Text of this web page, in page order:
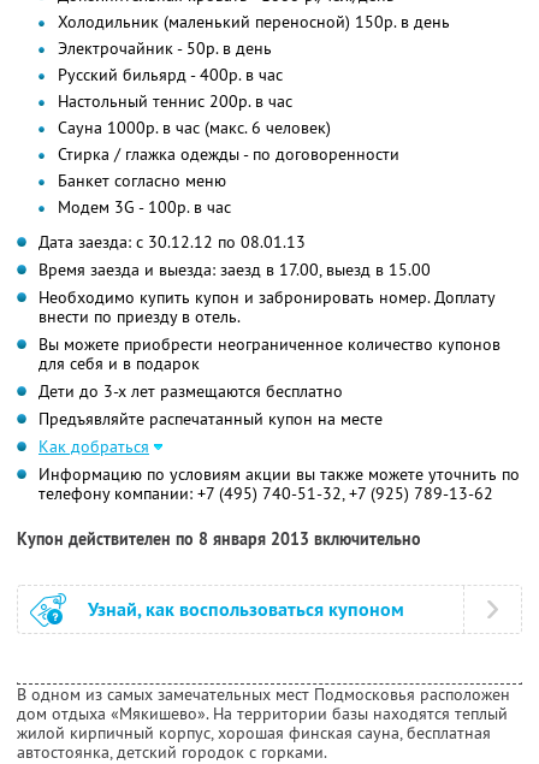
Холодильник (маленький переносной) 150р. в день
Электрочайник - 50р. в день
Русский бильярд - 400р. в час
Настольный теннис 200р. в час
Сауна 1000р. в час (макс. 6 человек)
Стирка / глажка одежды - по договоренности
Банкет согласно меню
Модем 3G - 100р. в час
Дата заезда: с 30.12.12 по 08.01.13
Время заезда и выезда: заезд в 17.00, выезд в 15.00
Необходимо купить купон и забронировать номер. Доплату
внести по приезду в отель.
Вы можете приобрести неограниченное количество купонов
для себя и в подарок
Дети до 3-х лет размещаются бесплатно
Предъявляйте распечатанный купон на месте
Как добраться
Информацию по условиям акции вы также можете уточнить по
телефону компании: +7 (495) 740-51-32, +7 (925) 789-13-62
Купон действителен по 8 января 2013 включительно
Узнай, как воспользоваться купоном
В одном из самых замечательных мест Подмосковья расположен
дом отдыха «Мякишево». На территории базы находятся теплый
жилой кирпичный корпус, хорошая финская сауна, бесплатная
автостоянка, детский городок с горками.